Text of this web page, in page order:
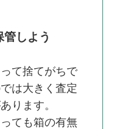
しよう
て捨てがちで
は大きく査定
ります。
ても箱の有無